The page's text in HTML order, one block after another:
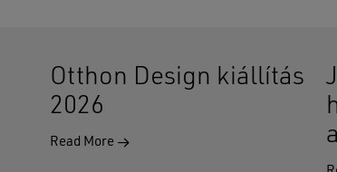
Otthon Design kiállítás
2026
Read More